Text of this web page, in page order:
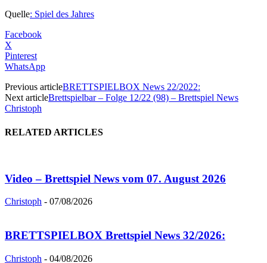
Quelle: Spiel des Jahres
Facebook
X
Pinterest
WhatsApp
Previous articleBRETTSPIELBOX News 22/2022:
Next articleBrettspielbar – Folge 12/22 (98) – Brettspiel News
Christoph
RELATED ARTICLES
Video – Brettspiel News vom 07. August 2026
Christoph - 07/08/2026
BRETTSPIELBOX Brettspiel News 32/2026:
Christoph - 04/08/2026